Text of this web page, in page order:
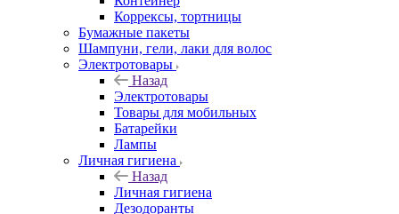
Коррексы, тортницы
Бумажные пакеты
Шампуни, гели, лаки для волос
Электротовары
Назад
Электротовары
Товары для мобильных
Батарейки
Лампы
Личная гигиена
Назад
Личная гигиена
Дезодоранты